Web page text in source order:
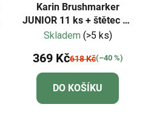
Karin Brushmarker
JUNIOR 11 ks + štětec na
blending
Skladem (>5 ks)
369 Kč618 Kč(–40 %)
DO KOŠÍKU